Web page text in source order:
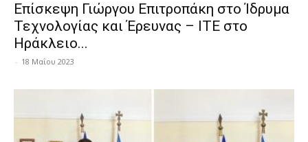
Επίσκεψη Γιώργου Επιτροπάκη στο Ίδρυμα
Τεχνολογίας και Έρευνας – ΙΤΕ στο
Ηράκλειο...
- 18 Μαΐου 2023